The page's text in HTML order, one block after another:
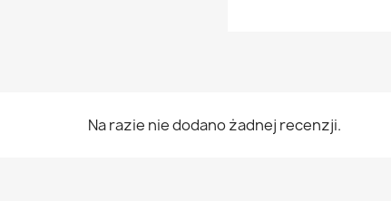
Na razie nie dodano żadnej recenzji.